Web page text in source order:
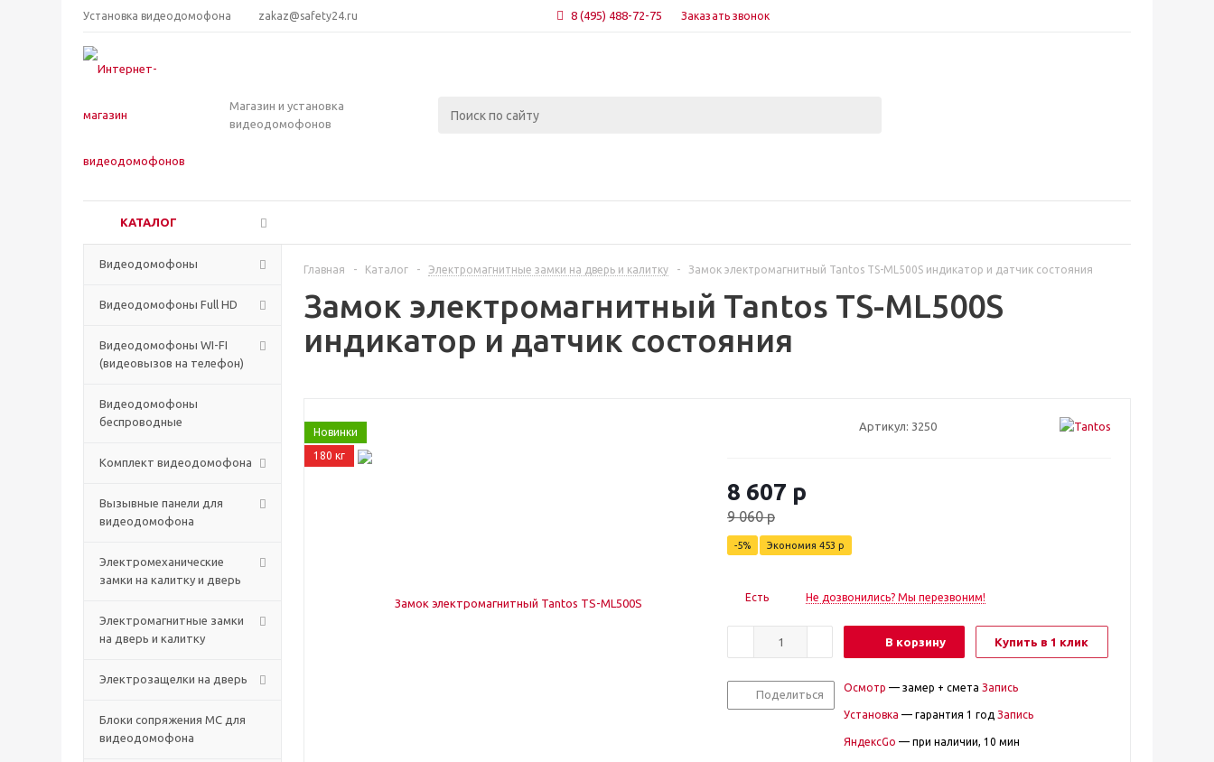
Установка видеодомофона zakaz@safety24.ru 8 (495) 488-72-75 Заказать звонок
Магазин и установка
видеодомофонов
КАТАЛОГ
Видеодомофоны
Видеодомофоны Full HD
Видеодомофоны WI-FI
(видеовызов на телефон)
Видеодомофоны
беспроводные
Комплект видеодомофона
Вызывные панели для
видеодомофона
Электромеханические
замки на калитку и дверь
Электромагнитные замки
на дверь и калитку
Электрозащелки на дверь
Блоки сопряжения МС для
видеодомофона
Главная - Каталог - Электромагнитные замки на дверь и калитку - Замок электромагнитный Tantos TS-ML500S индикатор и датчик состояния
Замок электромагнитный Tantos TS-ML500S
индикатор и датчик состояния
Новинки
180 кг
Артикул: 3250
8 607 р
9 060р
-5% Экономия 453 р
Есть Не дозвонились? Мы перезвоним!
В корзину Купить в 1 клик
Поделиться
Осмотр — замер + смета Запись
Установка — гарантия 1 год Запись
ЯндексGo — при наличии, 10 мин